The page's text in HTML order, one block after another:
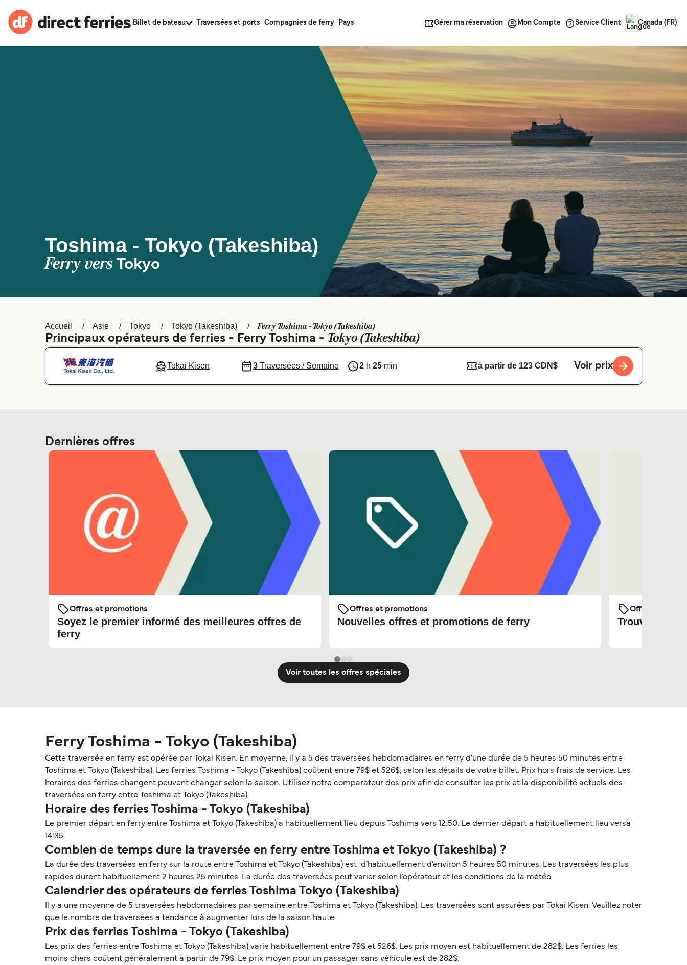
Billet de bateau Traversées et ports Compagnies de ferry Pays Gérer ma réservation Mon Compte Service Client Canada (FR)
Toshima - Tokyo (Takeshiba)
Ferry vers Tokyo
Accueil Asie Tokyo Tokyo (Takeshiba) Ferry Toshima - Tokyo (Takeshiba)
Principaux opérateurs de ferries - Ferry Toshima - Tokyo (Takeshiba)
Tokai Kisen 3Traversées / Semaine 2h 25min à partir de 123 CDN$ Voir prix
Dernières offres
Offres et promotions
Soyez le premier informé des meilleures offres de
ferry
Offres et promotions
Nouvelles offres et promotions de ferry
Offres et
Trouvez les
Voir toutes les offres spéciales
Ferry Toshima - Tokyo (Takeshiba)
Cette traversée en ferry est opérée par Tokai Kisen. En moyenne, il y a 5 des traversées hebdomadaires en ferry d'une durée de 5 heures 50 minutes entre
Toshima et Tokyo (Takeshiba). Les ferries Toshima - Tokyo (Takeshiba) coûtent entre 79$ et 526$, selon les détails de votre billet. Prix hors frais de service. Les
horaires des ferries changent peuvent changer selon la saison. Utilisez notre comparateur des prix afin de consulter les prix et la disponibilité actuels des
traversées en ferry entre Toshima et Tokyo (Takeshiba).
Horaire des ferries Toshima - Tokyo (Takeshiba)
Le premier départ en ferry entre Toshima et Tokyo (Takeshiba) a habituellement lieu depuis Toshima vers 12:50. Le dernier départ a habituellement lieu versà
14:35.
Combien de temps dure la traversée en ferry entre Toshima et Tokyo (Takeshiba) ?
La durée des traversées en ferry sur la route entre Toshima et Tokyo (Takeshiba) est d’habituellement d’environ 5 heures 50 minutes. Les traversées les plus
rapides durent habituellement 2 heures 25 minutes. La durée des traversées peut varier selon l’opérateur et les conditions de la météo.
Calendrier des opérateurs de ferries Toshima Tokyo (Takeshiba)
Il y a une moyenne de 5 traversées hebdomadaires par semaine entre Toshima et Tokyo (Takeshiba). Les traversées sont assurées par Tokai Kisen. Veuillez noter
que le nombre de traversées a tendance à augmenter lors de la saison haute.
Prix des ferries Toshima - Tokyo (Takeshiba)
Les prix des ferries entre Toshima et Tokyo (Takeshiba) varie habituellement entre 79$ et 526$. Les prix moyen est habituellement de 282$. Les ferries les
moins chers coûtent généralement à partir de 79$. Le prix moyen pour un passager sans véhicule est de 282$.